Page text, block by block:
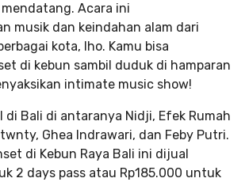
Acara ini
musik dan keindahan alam dari
kota, lho. Kamu bisa
di kebun sambil duduk di hamparan
intimate music show!
di Bali di antaranya Nidji, Efek Rumah
Ghea Indrawari, dan Feby Putri.
di Kebun Raya Bali ini dijual
2 days pass atau Rp185.000 untuk